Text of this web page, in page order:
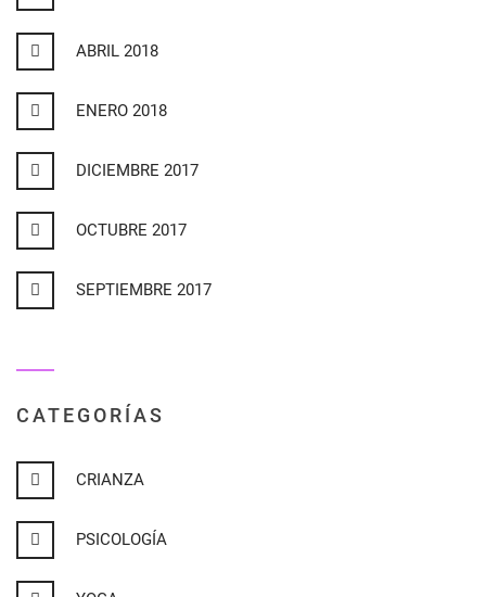
ABRIL 2018
ENERO 2018
DICIEMBRE 2017
OCTUBRE 2017
SEPTIEMBRE 2017
CATEGORÍAS
CRIANZA
PSICOLOGÍA